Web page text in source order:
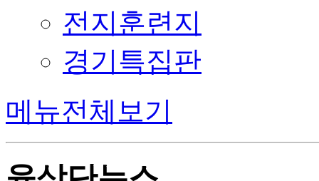
전지훈련지
경기특집판
메뉴전체보기